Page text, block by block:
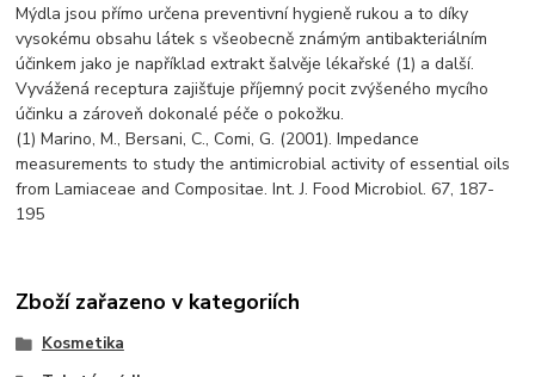
Mýdla jsou přímo určena preventivní hygieně rukou a to díky
vysokému obsahu látek s všeobecně známým antibakteriálním
účinkem jako je například extrakt šalvěje lékařské (1) a další.
Vyvážená receptura zajišťuje příjemný pocit zvýšeného mycího
účinku a zároveň dokonalé péče o pokožku.
(1) Marino, M., Bersani, C., Comi, G. (2001). Impedance
measurements to study the antimicrobial activity of essential oils
from Lamiaceae and Compositae. Int. J. Food Microbiol. 67, 187-
195
Zboží zařazeno v kategoriích
Kosmetika